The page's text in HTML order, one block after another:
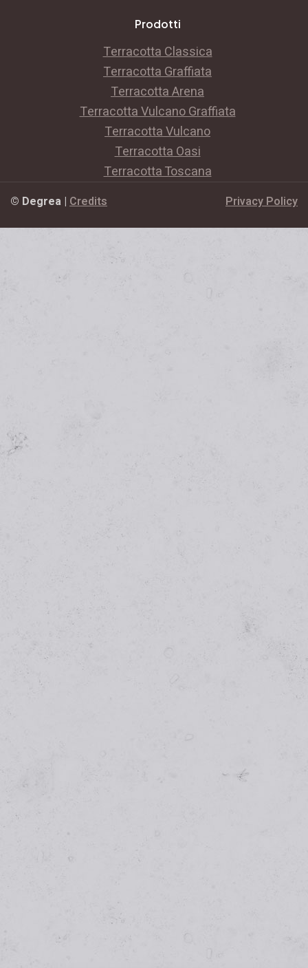
Prodotti
Terracotta Classica
Terracotta Graffiata
Terracotta Arena
Terracotta Vulcano Graffiata
Terracotta Vulcano
Terracotta Oasi
Terracotta Toscana
© Degrea | Credits Privacy Policy